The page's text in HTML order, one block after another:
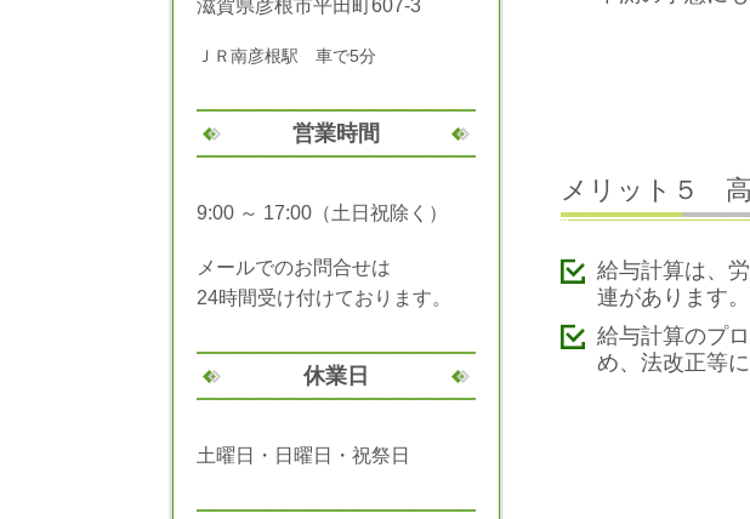
メリット５
給与計算は、
連があります。
給与計算のプ
め、法改正等
滋賀県彦根市平田町607-3
ＪＲ南彦根駅 車で5分
営業時間
9:00 ～ 17:00（土日祝除く）
メールでのお問合せは
24時間受け付けております。
休業日
土曜日・日曜日・祝祭日